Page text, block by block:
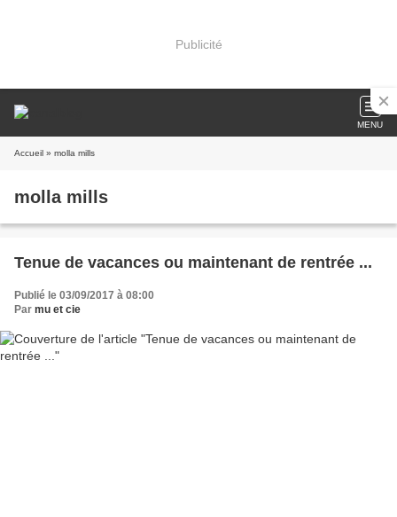
Publicité
MENU
Accueil » molla mills
molla mills
Tenue de vacances ou maintenant de rentrée ...
Publié le 03/09/2017 à 08:00
Par mu et cie